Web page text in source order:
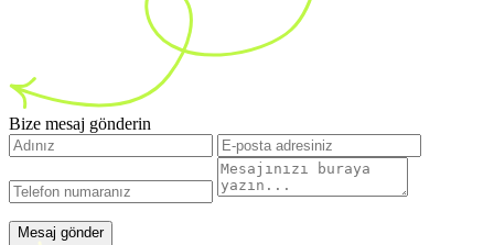
Bize mesaj gönderin
Mesaj gönder